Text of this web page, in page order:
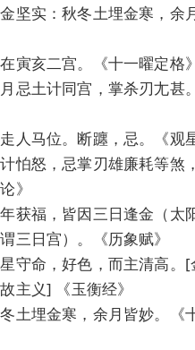
坚实：秋冬土埋金寒，余
寅亥二宫。《十一曜定格》
月忌土计同宫，掌杀刃尢甚
人马位。断躔，忌。《观
怕怒，忌掌刃雄廉耗等煞
》
年获福，皆因三日逢金（太
三日宫）。《历象赋》
星守命，好色，而主清高。
主义] 《玉衡经》
土埋金寒，余月皆妙。《